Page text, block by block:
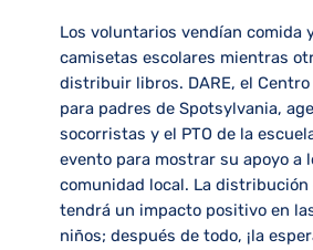
Los voluntarios vendían comida
camisetas escolares mientras
distribuir libros. DARE, el
para padres de Spotsylvania,
socorristas y el PTO de la
evento para mostrar su apoyo a
comunidad local. La
tendrá un impacto positivo en
niños; después de todo, ¡la